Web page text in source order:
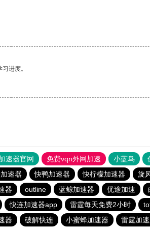
进度。
速器官网 免费vqn外网加速 小蓝鸟
速器 快鸭加速器 快柠檬加速器 旋
器 outline 蓝鲸加速器 优途加速
快连加速器app 雷霆每天免费2小时
器 破解快连 小蜜蜂加速器 雷霆加